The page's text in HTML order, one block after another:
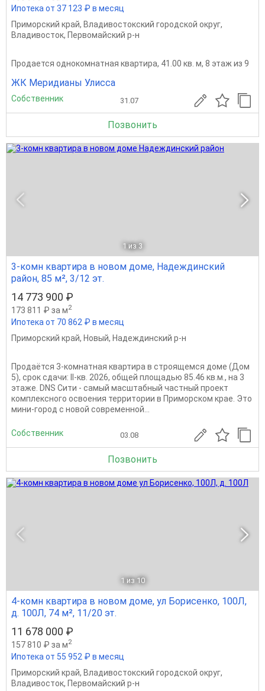
Ипотека от 37 123 ₽ в месяц
Приморский край, Владивостокский городской округ,
Владивосток, Первомайский р-н
Продается однокомнатная квартира, 41.00 кв. м, 8 этаж из 9
ЖК Меридианы Улисса
Собственник 31.07
Позвонить
1 из 3
3-комн квартира в новом доме, Надеждинский
район, 85 м², 3/12 эт.
14 773 900 ₽
173 811 ₽ за м2
Ипотека от 70 862 ₽ в месяц
Приморский край, Новый, Надеждинский р-н
Продаётся 3-комнатная квартира в строящемся доме (Дом
5), срок сдачи: II-кв. 2026, общей площадью 85.46 кв.м., на 3
этаже. DNS Сити - самый масштабный частный проект
комплексного освоения территории в Приморском крае. Это
мини-город с новой современной...
Собственник 03.08
Позвонить
1 из 10
4-комн квартира в новом доме, ул Борисенко, 100Л,
д. 100Л, 74 м², 11/20 эт.
11 678 000 ₽
157 810 ₽ за м2
Ипотека от 55 952 ₽ в месяц
Приморский край, Владивостокский городской округ,
Владивосток, Первомайский р-н